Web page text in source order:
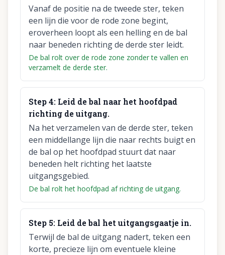
Vanaf de positie na de tweede ster, teken
een lijn die voor de rode zone begint,
eroverheen loopt als een helling en de bal
naar beneden richting de derde ster leidt.
De bal rolt over de rode zone zonder te vallen en
verzamelt de derde ster.
Step4: Leid de bal naar het hoofdpad
richting de uitgang.
Na het verzamelen van de derde ster, teken
een middellange lijn die naar rechts buigt en
de bal op het hoofdpad stuurt dat naar
beneden helt richting het laatste
uitgangsgebied.
De bal rolt het hoofdpad af richting de uitgang.
Step 5: Leid de bal het uitgangsgaatje in.
Terwijl de bal de uitgang nadert, teken een
korte, precieze lijn om eventuele kleine